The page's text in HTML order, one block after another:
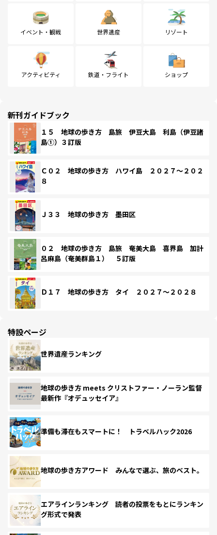
イベント・観戦 世界遺産 リゾート
アクティビティ 鉄道・フライト ショップ
新刊ガイドブック
１５ 地球の歩き方 島旅 伊豆大島 利島（伊豆諸
島①）３訂版
Ｃ０２ 地球の歩き方 ハワイ島 ２０２７～２０２
８
Ｊ３３ 地球の歩き方 墨田区
０２ 地球の歩き方 島旅 奄美大島 喜界島 加計
呂麻島（奄美群島１） ５訂版
Ｄ１７ 地球の歩き方 タイ ２０２７～２０２８
特設ページ
世界遺産ランキング
地球の歩き方 meets クリストファー・ノーラン監督
最新作『オデュッセイア』
準備も滞在もスマートに！ トラベルハック2026
地球の歩き方アワード みんなで選ぶ、旅のベスト。
エアラインランキング 読者の投票をもとにランキン
グ形式で発表